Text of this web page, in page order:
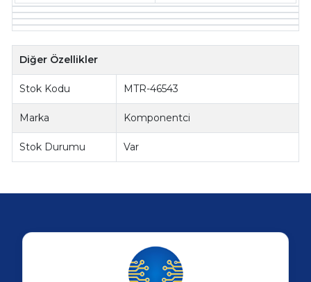
Diğer Özellikler
Stok Kodu MTR-46543
Marka Komponentci
Stok Durumu Var